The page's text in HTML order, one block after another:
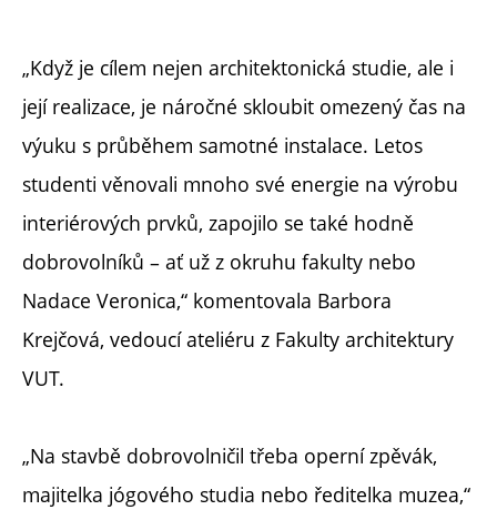
„Když je cílem nejen architektonická studie, ale i
její realizace, je náročné skloubit omezený čas na
výuku s průběhem samotné instalace. Letos
studenti věnovali mnoho své energie na výrobu
interiérových prvků, zapojilo se také hodně
dobrovolníků – ať už z okruhu fakulty nebo
Nadace Veronica,“ komentovala Barbora
Krejčová, vedoucí ateliéru z Fakulty architektury
VUT.
„Na stavbě dobrovolničil třeba operní zpěvák,
majitelka jógového studia nebo ředitelka muzea,“